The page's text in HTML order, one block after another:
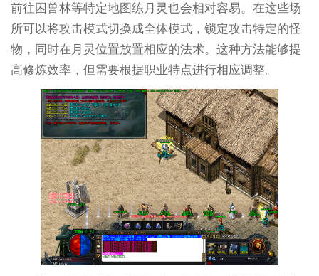
前往困兽林等特定地图练月灵也会相对容易。在这些场
所可以将攻击模式切换成全体模式，锁定攻击特定的怪
物，同时在月灵位置放置相应的法术。这种方法能够提
高修炼效率，但需要根据职业特点进行相应调整。